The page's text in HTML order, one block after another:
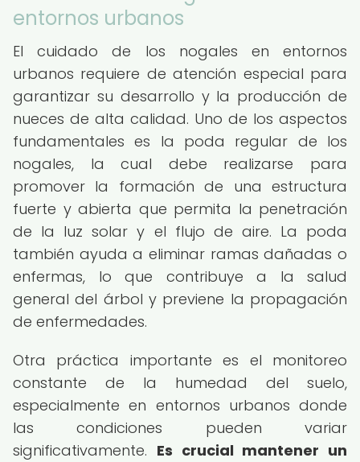
entornos urbanos
El cuidado de los nogales en entornos
urbanos requiere de atención especial para
garantizar su desarrollo y la producción de
nueces de alta calidad. Uno de los aspectos
fundamentales es la poda regular de los
nogales, la cual debe realizarse para
promover la formación de una estructura
fuerte y abierta que permita la penetración
de la luz solar y el flujo de aire. La poda
también ayuda a eliminar ramas dañadas o
enfermas, lo que contribuye a la salud
general del árbol y previene la propagación
de enfermedades.
Otra práctica importante es el monitoreo
constante de la humedad del suelo,
especialmente en entornos urbanos donde
las condiciones pueden variar
significativamente. Es crucial mantener un